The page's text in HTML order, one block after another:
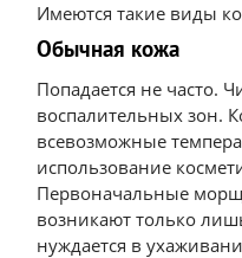
Имеются такие виды
Обычная кожа
Попадается не часто.
воспалительных зон.
всевозможные
использование
Первоначальные
возникают только
нуждается в